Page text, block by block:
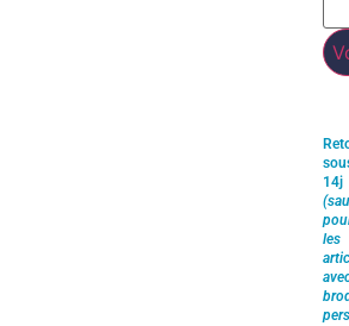
14j
les